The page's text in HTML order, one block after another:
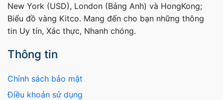
New York (USD), London (Bảng Anh) và HongKong;
Biểu đồ vàng Kitco. Mang đến cho bạn những thông
tin Uy tín, Xác thực, Nhanh chóng.
Thông tin
Chính sách bảo mật
Điều khoản sử dụng